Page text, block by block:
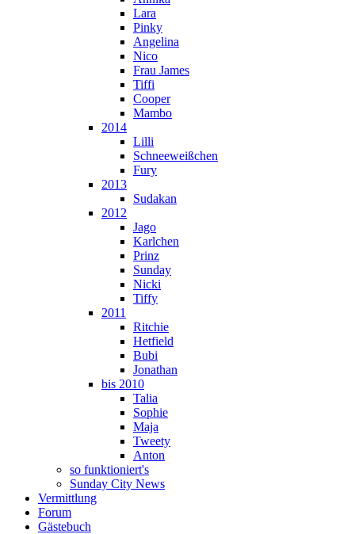
Lara
Pinky
Angelina
Nico
Frau James
Tiffi
Cooper
Mambo
2014
Lilli
Schneeweißchen
Fury
2013
Sudakan
2012
Jago
Karlchen
Prinz
Sunday
Nicki
Tiffy
2011
Ritchie
Hetfield
Bubi
Jonathan
bis 2010
Talia
Sophie
Maja
Tweety
Anton
so funktioniert's
Sunday City News
Vermittlung
Forum
Gästebuch